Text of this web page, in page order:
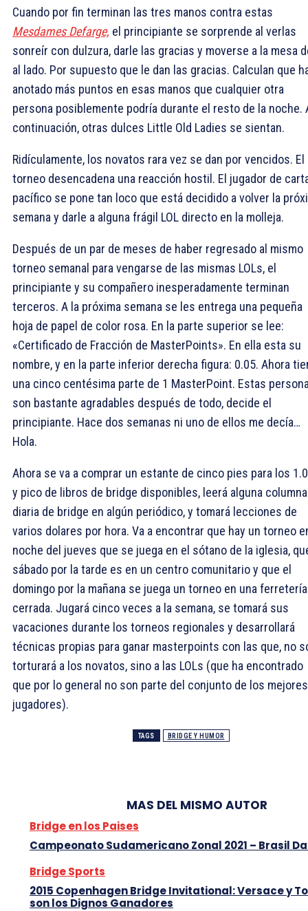
Cuando por fin terminan las tres manos contra estas
Mesdames Defarge, el principiante se sorprende al verlas
sonreír con dulzura, darle las gracias y moverse a la mesa
al lado. Por supuesto que le dan las gracias. Calculan que
anotado más puntos en esas manos que cualquier otra
persona posiblemente podría durante el resto de la noche.
continuación, otras dulces Little Old Ladies se sientan.
Ridículamente, los novatos rara vez se dan por vencidos. El
torneo desencadena una reacción hostil. El jugador de
pacífico se pone tan loco que está decidido a volver la
semana y darle a alguna frágil LOL directo en la molleja.
Después de un par de meses de haber regresado al mismo
torneo semanal para vengarse de las mismas LOLs, el
principiante y su compañero inesperadamente terminan
terceros. A la próxima semana se les entrega una pequeña
hoja de papel de color rosa. En la parte superior se lee:
«Certificado de Fracción de MasterPoints». En ella esta su
nombre, y en la parte inferior derecha figura: 0.05. Ahora
una cinco centésima parte de 1 MasterPoint. Estas
son bastante agradables después de todo, decide el
principiante. Hace dos semanas ni uno de ellos me decía…
Hola.
Ahora se va a comprar un estante de cinco pies para los
y pico de libros de bridge disponibles, leerá alguna columna
diaria de bridge en algún periódico, y tomará lecciones de
varios dolares por hora. Va a encontrar que hay un torneo
noche del jueves que se juega en el sótano de la iglesia,
sábado por la tarde es en un centro comunitario y que el
domingo por la mañana se juega un torneo en una ferretería
cerrada. Jugará cinco veces a la semana, se tomará sus
vacaciones durante los torneos regionales y desarrollará
técnicas propias para ganar masterpoints con las que, no
torturará a los novatos, sino a las LOLs (que ha encontrado
que por lo general no son parte del conjunto de los mejores
jugadores).
TAGS BRIDGE Y HUMOR
MAS DEL MISMO AUTOR
Bridge en los Paises
Campeonato Sudamericano Zonal 2021 – Brasil
Bridge Sports
2015 Copenhagen Bridge Invitational: Versace y
son los Dignos Ganadores